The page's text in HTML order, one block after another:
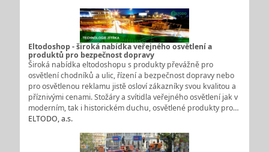
Eltodoshop - široká nabídka veřejného osvětlení a
produktů pro bezpečnost dopravy
Široká nabídka eltodoshopu s produkty převážně pro
osvětlení chodníků a ulic, řízení a bezpečnost dopravy nebo
pro osvětlenou reklamu jistě osloví zákazníky svou kvalitou a
příznivými cenami. Stožáry a svítidla veřejného osvětlení jak v
moderním, tak i historickém duchu, osvětlené produkty pro…
ELTODO, a.s.